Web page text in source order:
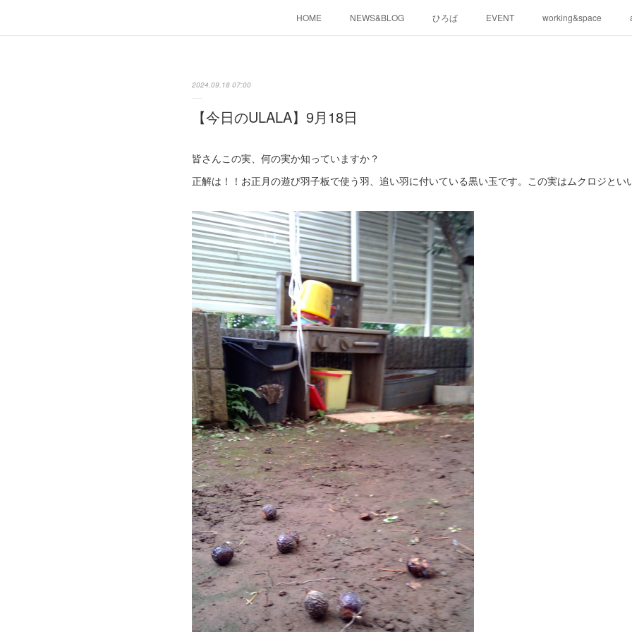
HOME NEWS&BLOG ひろば EVENT working&space
2024.09.18 07:00
【今日のULALA】9月18日
皆さんこの実、何の実か知っていますか？
正解は！！お正月の遊び羽子板で使う羽、追い羽に付いている黒い玉です。この実はムクロジとい